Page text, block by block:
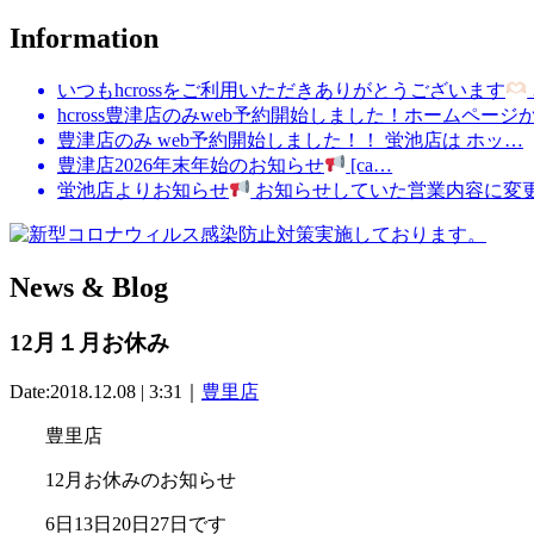
Information
いつもhcrossをご利用いただきありがとうございます
hcross豊津店のみweb予約開始しました！ホームページ
豊津店のみ web予約開始しました！！ 蛍池店は ホッ…
豊津店2026年末年始のお知らせ
[ca…
蛍池店よりお知らせ
お知らせしていた営業内容に変
News & Blog
12月１月お休み
Date:2018.12.08 | 3:31｜ 豊里店
豊里店
12月お休みのお知らせ
6日13日20日27日です